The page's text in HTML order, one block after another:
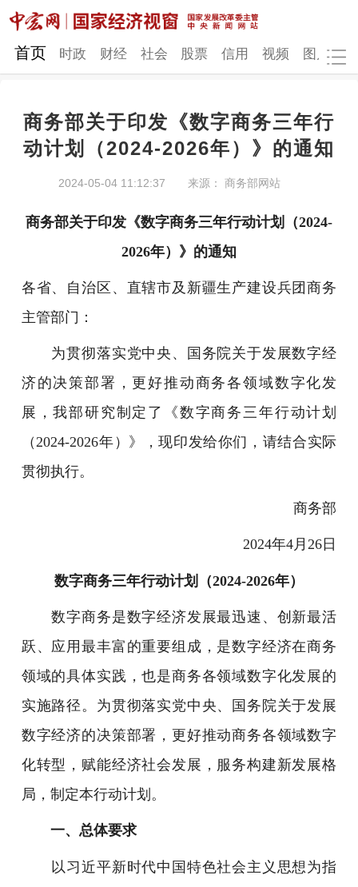
网站地图
时政 财经 社会 股票
图片
首页 时政 财经 社会 股票 信用 视频 图片
商务部关于印发《数字商务三年行
动计划（2024-2026年）》的通知
2024-05-04 11:12:37 来源： 商务部网站
商务部关于印发《数字商务三年行动计划（2024-
2026年）》的通知
各省、自治区、直辖市及新疆生产建设兵团商务
主管部门：
为贯彻落实党中央、国务院关于发展数字经
济的决策部署，更好推动商务各领域数字化发
展，我部研究制定了《数字商务三年行动计划
（2024-2026年）》，现印发给你们，请结合实际
贯彻执行。
商务部
2024年4月26日
数字商务三年行动计划（2024-2026年）
数字商务是数字经济发展最迅速、创新最活
跃、应用最丰富的重要组成，是数字经济在商务
领域的具体实践，也是商务各领域数字化发展的
实施路径。为贯彻落实党中央、国务院关于发展
数字经济的决策部署，更好推动商务各领域数字
化转型，赋能经济社会发展，服务构建新发展格
局，制定本行动计划。
一、总体要求
以习近平新时代中国特色社会主义思想为指